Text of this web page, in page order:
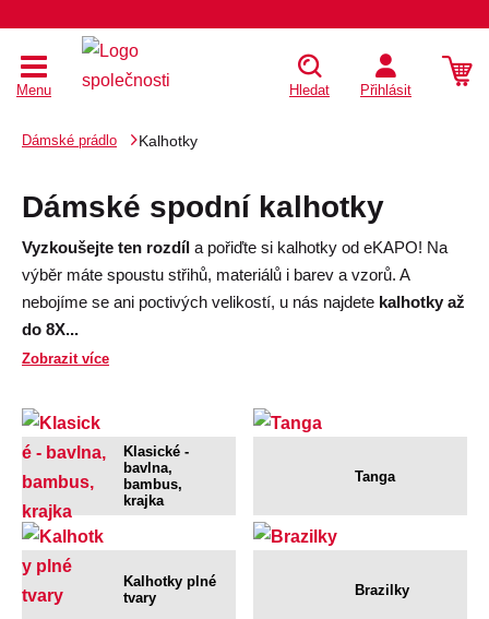
Menu Hledat Přihlásit
Dámské prádlo Kalhotky
Dámské spodní kalhotky
Vyzkoušejte ten rozdíl a pořiďte si kalhotky od eKAPO! Na
výběr máte spoustu střihů, materiálů i barev a vzorů. A
nebojíme se ani poctivých velikostí, u nás najdete kalhotky až
do 8X...
Zobrazit více
Klasické -
bavlna,
bambus,
krajka
Tanga
Kalhotky plné
tvary
Brazilky